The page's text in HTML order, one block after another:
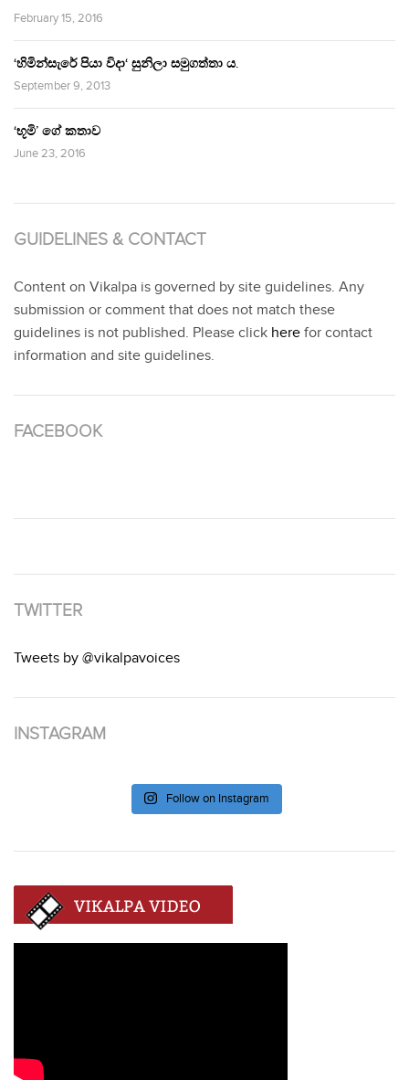
February 15, 2016
‘හිමින්සැරේ පියා විදා‘ සුනිලා සමුගත්තා ය.
September 9, 2013
‘භූමි’ ගේ කතාව
June 23, 2016
GUIDELINES & CONTACT
Content on Vikalpa is governed by site guidelines. Any
submission or comment that does not match these
guidelines is not published. Please click here for contact
information and site guidelines.
FACEBOOK
TWITTER
Tweets by @vikalpavoices
INSTAGRAM
Follow on Instagram